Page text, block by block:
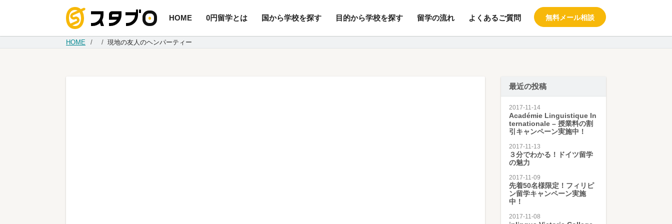
手続き代行/変更手数料・キャンセル料無料の留学エージェント スタブロ
HOME 0円留学とは 国から学校を探す 目的から学校を探す 留学の流れ よくあるご質問 無料メール相談
HOME 現地の友人のヘンパーティー
最近の投稿
2017-11-14
Académie Linguistique In
ternationale – 授業料の割
引キャンペーン実施中！
2017-11-13
３分でわかる！ドイツ留学
の魅力
2017-11-09
先着50名様限定！フィリピ
ン留学キャンペーン実施
中！
2017-11-08